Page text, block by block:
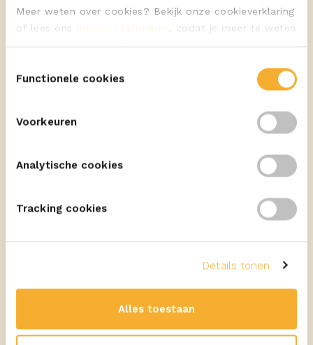
Meer weten over cookies? Bekijk onze cookieverklaring
of lees ons privacy statement
, zodat je meer te weten
Functionele cookies
Voorkeuren
Analytische cookies
Tracking cookies
Details tonen
Alles toestaan
Zalm club met magere
Goudse kaas en avocado